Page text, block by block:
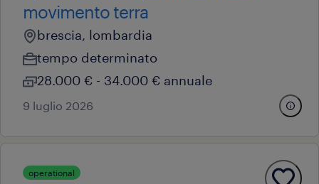
movimento terra
brescia, lombardia
tempo determinato
28.000 € - 34.000 € annuale
9 luglio 2026
operational